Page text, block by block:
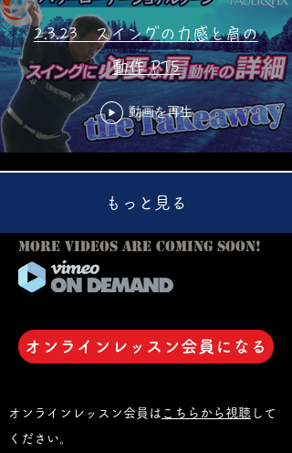
2.3.23 スイングの力感と肩の
動作 PT5
動画を再生
もっと見る
More videos are coming soon!
オンラインレッスン会員になる
オンラインレッスン会員は こちら​から視聴 して
ください。